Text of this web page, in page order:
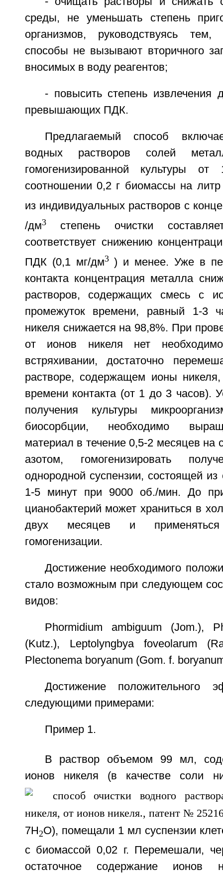
среды, не уменьшать степень
организмов, руководствуясь тем,
способы не вызывают вторичного
вносимых в воду реагентов;
- повысить степень извлечения
превышающих ПДК.
Предлагаемый способ
водных растворов солей
гомогенизированной культуры
соотношении 0,2 г биомассы на
из индивидуальных растворов с
/дм3степень очистки
соответствует снижению
ПДК (0,1 мг/дм3) и менее. Уже в
контакта концентрация металла
растворов, содержащих смесь с
промежуток времени, равный 1-3
никеля снижается на 98,8%. При
от ионов никеля нет
встряхивании, достаточно
растворе, содержащем ионы
времени контакта (от 1 до 3 часов).
получения культуры
биосорбции, необходимо
материал в течение 0,5-2 месяцев
азотом, гомогенизировать
однородной суспензии, состоящей
1-5 минут при 9000 об./мин. До
цианобактерий может храниться в
двух месяцев и
гомогенизации.
Достижение необходимого
стало возможным при следующем
видов:
Phormidium ambiguum (Jom.),
(Kutz.), Leptolyngbya foveolarum
Plectonema boryanum (Gom. f.
Достижение положительного
следующими примерами:
Пример 1.
В раствор объемом 99 мл,
ионов никеля (в качестве соли
7H2O), помещали 1 мл суспензии
с биомассой 0,02 г. Перемешали,
остаточное содержание ионов